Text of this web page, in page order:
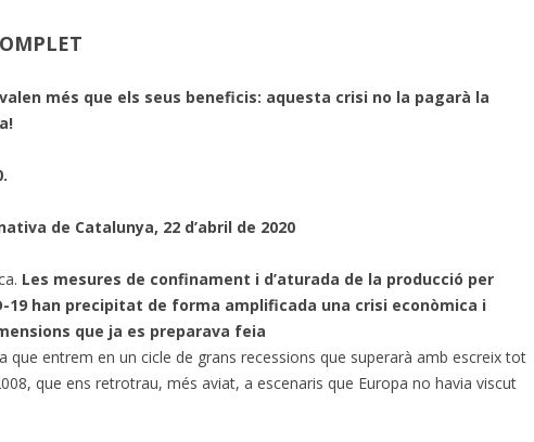
més que els seus beneficis: aquesta crisi no la pagarà la
de Catalunya, 22 d’abril de 2020
Les mesures de confinament i d’aturada de la producció per
19 han precipitat de forma amplificada una crisi econòmica i
que ja es preparava feia
que entrem en un cicle de grans recessions que superarà amb escreix tot
que ens retrotrau, més aviat, a escenaris que Europa no havia viscut